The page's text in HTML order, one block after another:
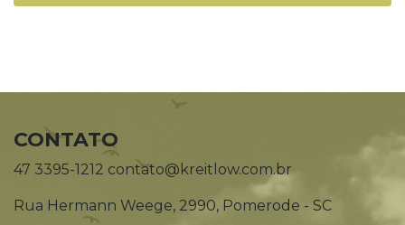
CONTATO
47 3395-1212 contato@kreitlow.com.br
Rua Hermann Weege, 2990, Pomerode - SC